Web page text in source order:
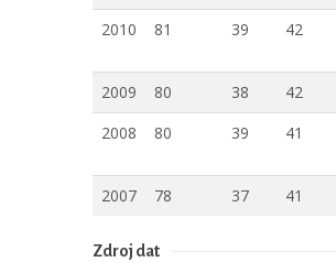
2010
81 39 42
2009
80 38 42
2008
80 39 41
2007
78 37 41
Zdroj dat